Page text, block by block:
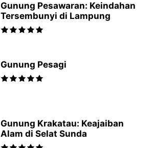
Gunung Pesawaran: Keindahan
Tersembunyi di Lampung
Gunung Pesagi
Gunung Krakatau: Keajaiban
Alam di Selat Sunda